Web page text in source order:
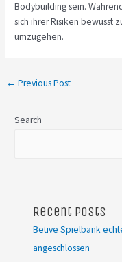
Bodybuilding sein.
sich ihrer Risiken bewusst
umzugehen.
← Previous Post
Search
Recent Posts
Betive Spielbank
angeschlossen